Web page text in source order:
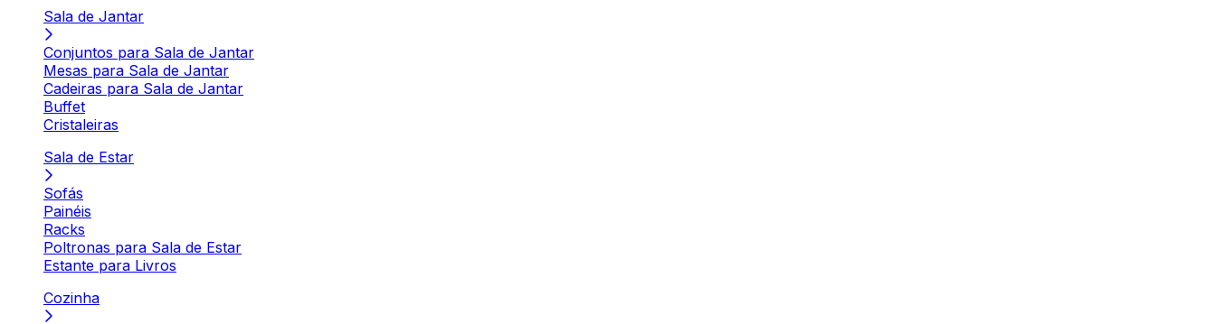
Sala de Jantar
Conjuntos para Sala de Jantar
Mesas para Sala de Jantar
Cadeiras para Sala de Jantar
Buffet
Cristaleiras
Sala de Estar
Sofás
Painéis
Racks
Poltronas para Sala de Estar
Estante para Livros
Cozinha